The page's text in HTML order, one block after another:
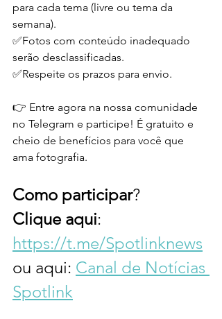
para cada tema (livre ou tema da
semana).
✅Fotos com conteúdo inadequado
serão desclassificadas.
✅Respeite os prazos para envio.
👉 Entre agora na nossa comunidade
no Telegram e participe! É gratuito e
cheio de benefícios para você que
ama fotografia.
Como participar?
Clique aqui:
https://t.me/Spotlinknews
ou aqui: Canal de Notícias
Spotlink